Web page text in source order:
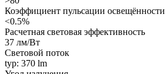
Коэффициент пульсации освещённости
<0.5%
Расчетная световая эффективность
37 лм/Вт
Световой поток
typ: 370 lm